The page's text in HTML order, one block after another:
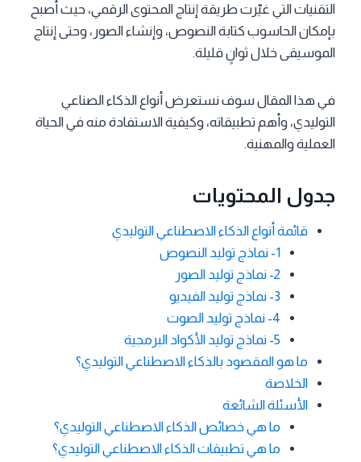
التقنيات التي غيّرت طريقة إنتاج المحتوى الرقمي، حيث أصبح
بإمكان الحاسوب كتابة النصوص، وإنشاء الصور، وحتى إنتاج
الموسيقى خلال ثوانٍ قليلة.
في هذا المقال سوف نستعرض أنواع الذكاء الصناعي
التوليدي، وأهم تطبيقاته، وكيفية الاستفادة منه في الحياة
العملية والمهنية.
جدول المحتويات
قائمة أنواع الذكاء الاصطناعي التوليدي
1- نماذج توليد النصوص
2- نماذج توليد الصور
3- نماذج توليد الفيديو
4- نماذج توليد الصوت
5- نماذج توليد الأكواد البرمجية
ما هو المقصود بالذكاء الاصطناعي التوليدي؟
الخلاصة
الأسئلة الشائعة
ما هي خصائص الذكاء الاصطناعي التوليدي؟
ما هي تطبيقات الذكاء الاصطناعي التوليدي؟